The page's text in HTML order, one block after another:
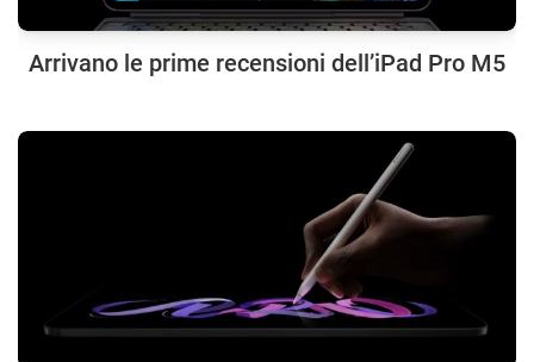
Arrivano le prime recensioni dell’iPad Pro M5